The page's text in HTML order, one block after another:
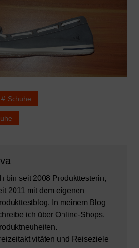
Schuhe
bin seit 2008 Produkttesterin,
2011 mit dem eigenen
In meinem Blog
ich über Online-Shops,
und Reiseziele